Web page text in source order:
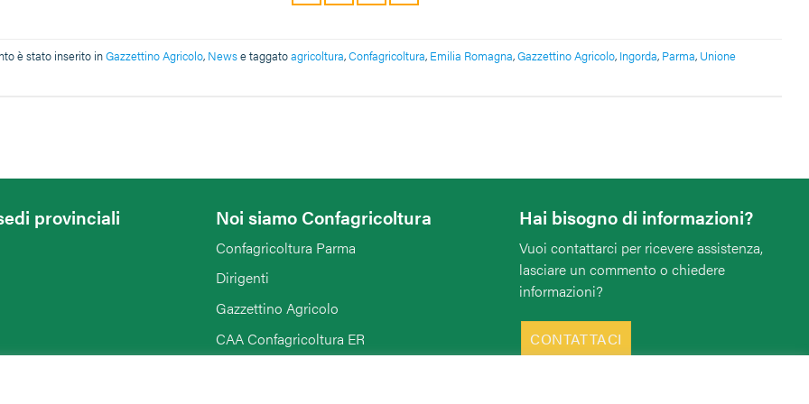
è stato inserito inGazzettino Agricolo, Newse taggatoagricoltura,Confagricoltura, Emilia Romagna,Gazzettino Agricolo, Ingorda, Parma, Unione
provinciali Noi siamo Confagricoltura
Confagricoltura Parma
Dirigenti
Gazzettino Agricolo
CAA Confagricoltura ER
Hai bisogno di informazioni?
Vuoi contattarci per ricevere assistenza,
lasciare un commento o chiedere
informazioni?
CONTATTACI